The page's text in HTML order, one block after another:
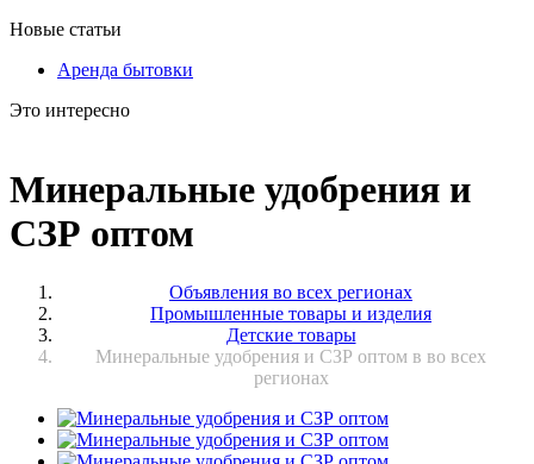
Новые статьи
Аренда бытовки
Это интересно
Минеральные удобрения и
СЗР оптом
Объявления во всех регионах
Промышленные товары и изделия
Детские товары
Минеральные удобрения и СЗР оптом в во всех
регионах